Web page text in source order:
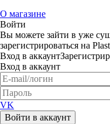
О магазине
Войти
Вы можете зайти в уже
зарегистрироваться на
Вход в аккаунт
Вход в аккаунт
VK
Войти в аккаунт